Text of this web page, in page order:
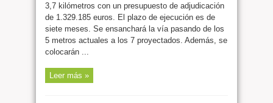
3,7 kilómetros con un presupuesto de adjudicación
de 1.329.185 euros. El plazo de ejecución es de
siete meses. Se ensanchará la vía pasando de los
5 metros actuales a los 7 proyectados. Además, se
colocarán ...
Leer más »